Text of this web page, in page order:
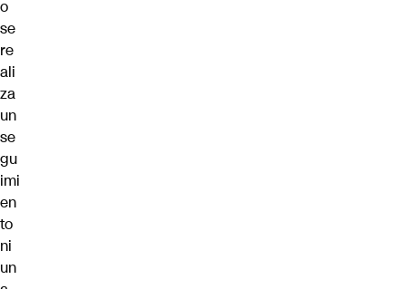
o
se
re
ali
za
un
se
gu
imi
en
to
ni
un